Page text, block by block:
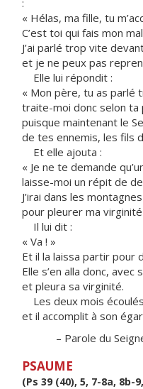
:
« Hélas, ma fille, tu
C’est toi qui fais mon
J’ai parlé trop vite
et je ne peux pas
Elle lui répondit :
« Mon père, tu as parlé
traite-moi donc selon ta
puisque maintenant le
de tes ennemis, les fils
Et elle ajouta :
« Je ne te demande
laisse-moi un répit de
J’irai dans les montagnes
pour pleurer ma
Il lui dit :
« Va ! »
Et il la laissa partir pour
Elle s’en alla donc,
et pleura sa virginité.
Les deux mois
et il accomplit à son
– Parole du
PSAUME
(Ps 39 (40), 5, 7-8a, 8b-